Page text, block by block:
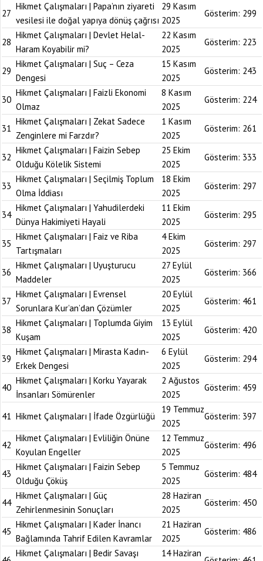
27
Hikmet Çalışmaları | Papa’nın ziyareti
vesilesi ile doğal yapıya dönüş çağrısı
29 Kasım
2025
Gösterim: 299
28
Hikmet Çalışmaları | Devlet Helal-
Haram Koyabilir mi?
22 Kasım
2025
Gösterim: 223
29
Hikmet Çalışmaları | Suç – Ceza
Dengesi
15 Kasım
2025
Gösterim: 243
30
Hikmet Çalışmaları | Faizli Ekonomi
Olmaz
8 Kasım
2025
Gösterim: 224
31
Hikmet Çalışmaları | Zekat Sadece
Zenginlere mi Farzdır?
1 Kasım
2025
Gösterim: 261
32
Hikmet Çalışmaları | Faizin Sebep
Olduğu Kölelik Sistemi
25 Ekim
2025
Gösterim: 333
33
Hikmet Çalışmaları | Seçilmiş Toplum
Olma İddiası
18 Ekim
2025
Gösterim: 297
34
Hikmet Çalışmaları | Yahudilerdeki
Dünya Hakimiyeti Hayali
11 Ekim
2025
Gösterim: 295
35
Hikmet Çalışmaları | Faiz ve Riba
Tartışmaları
4 Ekim
2025
Gösterim: 297
36
Hikmet Çalışmaları | Uyuşturucu
Maddeler
27 Eylül
2025
Gösterim: 366
37
Hikmet Çalışmaları | Evrensel
Sorunlara Kur’an’dan Çözümler
20 Eylül
2025
Gösterim: 461
38
Hikmet Çalışmaları | Toplumda Giyim
Kuşam
13 Eylül
2025
Gösterim: 420
39
Hikmet Çalışmaları | Mirasta Kadın-
Erkek Dengesi
6 Eylül
2025
Gösterim: 294
40
Hikmet Çalışmaları | Korku Yayarak
İnsanları Sömürenler
2 Ağustos
2025
Gösterim: 459
41 Hikmet Çalışmaları | İfade Özgürlüğü
19 Temmuz
2025
Gösterim: 397
42
Hikmet Çalışmaları | Evliliğin Önüne
Koyulan Engeller
12 Temmuz
2025
Gösterim: 496
43
Hikmet Çalışmaları | Faizin Sebep
Olduğu Çöküş
5 Temmuz
2025
Gösterim: 484
44
Hikmet Çalışmaları | Güç
Zehirlenmesinin Sonuçları
28 Haziran
2025
Gösterim: 450
45
Hikmet Çalışmaları | Kader İnancı
Bağlamında Tahrif Edilen Kavramlar
21 Haziran
2025
Gösterim: 486
Hikmet Çalışmaları | Bedir Savaşı 14 Haziran